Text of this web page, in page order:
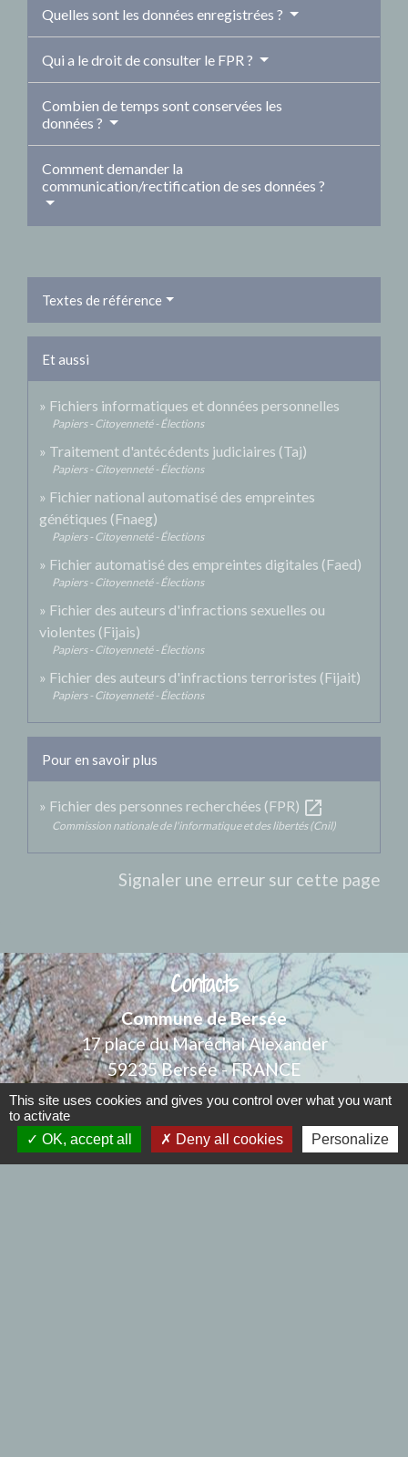
Quelles sont les données enregistrées ?
Qui a le droit de consulter le FPR ?
Combien de temps sont conservées les
données ?
Comment demander la
communication/rectification de ses données ?
Textes de référence
Et aussi
Fichiers informatiques et données personnelles
Papiers - Citoyenneté - Élections
Traitement d'antécédents judiciaires (Taj)
Papiers - Citoyenneté - Élections
Fichier national automatisé des empreintes
génétiques (Fnaeg)
Papiers - Citoyenneté - Élections
Fichier automatisé des empreintes digitales (Faed)
Papiers - Citoyenneté - Élections
Fichier des auteurs d'infractions sexuelles ou
violentes (Fijais)
Papiers - Citoyenneté - Élections
Fichier des auteurs d'infractions terroristes (Fijait)
Papiers - Citoyenneté - Élections
Pour en savoir plus
Fichier des personnes recherchées (FPR) open_in_new
Commission nationale de l'informatique et des libertés (Cnil)
Signaler une erreur sur cette page
Contacts
Commune de Bersée
17 place du Maréchal Alexander
59235 Bersée - FRANCE
+33 3 20 59 20 20
Contact par formulaire
This site uses cookies and gives you control over what you want
to activate
OK, accept all
Deny all cookies Personalize